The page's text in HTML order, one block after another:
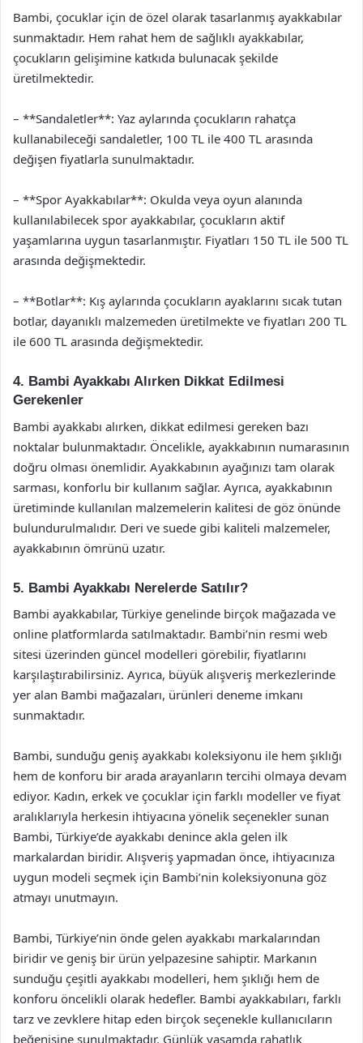
Bambi, çocuklar için de özel olarak tasarlanmış ayakkabılar
sunmaktadır. Hem rahat hem de sağlıklı ayakkabılar,
çocukların gelişimine katkıda bulunacak şekilde
üretilmektedir.
– **Sandaletler**: Yaz aylarında çocukların rahatça
kullanabileceği sandaletler, 100 TL ile 400 TL arasında
değişen fiyatlarla sunulmaktadır.
– **Spor Ayakkabılar**: Okulda veya oyun alanında
kullanılabilecek spor ayakkabılar, çocukların aktif
yaşamlarına uygun tasarlanmıştır. Fiyatları 150 TL ile 500 TL
arasında değişmektedir.
– **Botlar**: Kış aylarında çocukların ayaklarını sıcak tutan
botlar, dayanıklı malzemeden üretilmekte ve fiyatları 200 TL
ile 600 TL arasında değişmektedir.
4. Bambi Ayakkabı Alırken Dikkat Edilmesi
Gerekenler
Bambi ayakkabı alırken, dikkat edilmesi gereken bazı
noktalar bulunmaktadır. Öncelikle, ayakkabının numarasının
doğru olması önemlidir. Ayakkabının ayağınızı tam olarak
sarması, konforlu bir kullanım sağlar. Ayrıca, ayakkabının
üretiminde kullanılan malzemelerin kalitesi de göz önünde
bulundurulmalıdır. Deri ve suede gibi kaliteli malzemeler,
ayakkabının ömrünü uzatır.
5. Bambi Ayakkabı Nerelerde Satılır?
Bambi ayakkabılar, Türkiye genelinde birçok mağazada ve
online platformlarda satılmaktadır. Bambi’nin resmi web
sitesi üzerinden güncel modelleri görebilir, fiyatlarını
karşılaştırabilirsiniz. Ayrıca, büyük alışveriş merkezlerinde
yer alan Bambi mağazaları, ürünleri deneme imkanı
sunmaktadır.
Bambi, sunduğu geniş ayakkabı koleksiyonu ile hem şıklığı
hem de konforu bir arada arayanların tercihi olmaya devam
ediyor. Kadın, erkek ve çocuklar için farklı modeller ve fiyat
aralıklarıyla herkesin ihtiyacına yönelik seçenekler sunan
Bambi, Türkiye’de ayakkabı denince akla gelen ilk
markalardan biridir. Alışveriş yapmadan önce, ihtiyacınıza
uygun modeli seçmek için Bambi’nin koleksiyonuna göz
atmayı unutmayın.
Bambi, Türkiye’nin önde gelen ayakkabı markalarından
biridir ve geniş bir ürün yelpazesine sahiptir. Markanın
sunduğu çeşitli ayakkabı modelleri, hem şıklığı hem de
konforu öncelikli olarak hedefler. Bambi ayakkabıları, farklı
tarz ve zevklere hitap eden birçok seçenekle kullanıcıların
beğenisine sunulmaktadır. Günlük yaşamda rahatlık